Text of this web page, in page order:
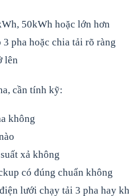
50kWh hoặc lớn hơn
pha hoặc chia tải rõ ràng
lên
cần tính kỹ:
không
xả không
có đúng chuẩn không
lưới chạy tải 3 pha hay